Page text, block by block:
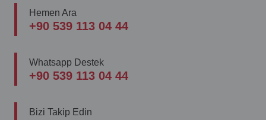
Hemen Ara
+90 539 113 04 44
Whatsapp Destek
+90 539 113 04 44
Bizi Takip Edin